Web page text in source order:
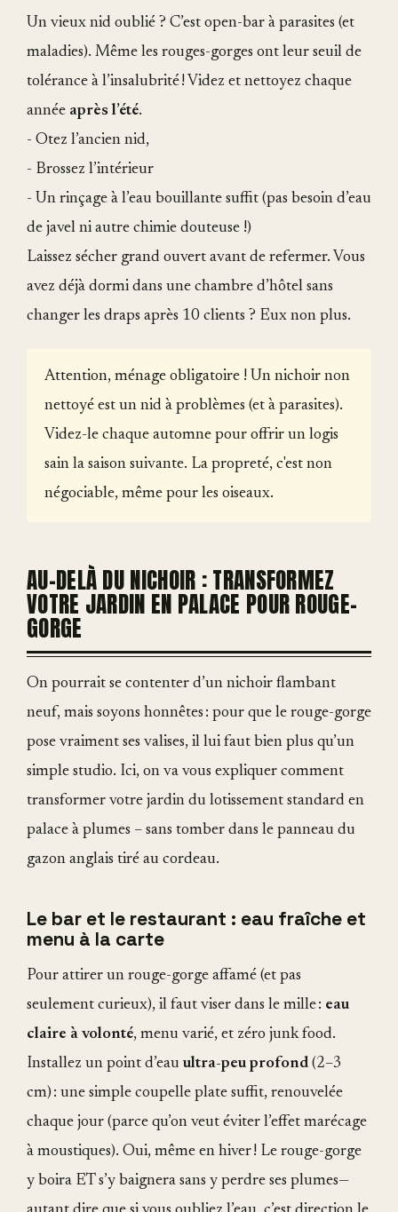
Un vieux nid oublié ? C’est open-bar à parasites (et
maladies). Même les rouges-gorges ont leur seuil de
tolérance à l’insalubrité ! Videz et nettoyez chaque
année après l’été.
- Otez l’ancien nid,
- Brossez l’intérieur
- Un rinçage à l’eau bouillante suffit (pas besoin d’eau
de javel ni autre chimie douteuse !)
Laissez sécher grand ouvert avant de refermer. Vous
avez déjà dormi dans une chambre d’hôtel sans
changer les draps après 10 clients ? Eux non plus.
Attention, ménage obligatoire ! Un nichoir non
nettoyé est un nid à problèmes (et à parasites).
Videz-le chaque automne pour offrir un logis
sain la saison suivante. La propreté, c'est non
négociable, même pour les oiseaux.
AU-DELÀ DU NICHOIR : TRANSFORMEZ
VOTRE JARDIN EN PALACE POUR ROUGE-
GORGE
On pourrait se contenter d’un nichoir flambant
neuf, mais soyons honnêtes : pour que le rouge-gorge
pose vraiment ses valises, il lui faut bien plus qu’un
simple studio. Ici, on va vous expliquer comment
transformer votre jardin du lotissement standard en
palace à plumes – sans tomber dans le panneau du
gazon anglais tiré au cordeau.
Le bar et le restaurant : eau fraîche et
menu à la carte
Pour attirer un rouge-gorge affamé (et pas
seulement curieux), il faut viser dans le mille : eau
claire à volonté, menu varié, et zéro junk food.
Installez un point d’eau ultra-peu profond (2–3
cm) : une simple coupelle plate suffit, renouvelée
chaque jour (parce qu’on veut éviter l’effet marécage
à moustiques). Oui, même en hiver ! Le rouge-gorge
y boira ET s’y baignera sans y perdre ses plumes—